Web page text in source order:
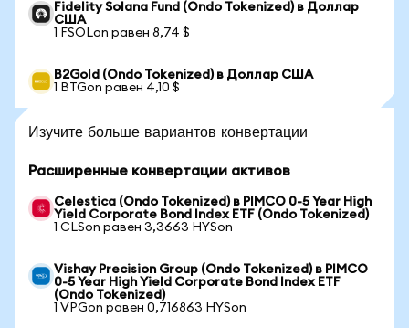
Fidelity Solana Fund (Ondo Tokenized) в Доллар
США
1 FSOLon равен 8,74 $
B2Gold (Ondo Tokenized) в Доллар США
1 BTGon равен 4,10 $
Изучите больше вариантов конвертации
Расширенные конвертации активов
Celestica (Ondo Tokenized) в PIMCO 0-5 Year High
Yield Corporate Bond Index ETF (Ondo Tokenized)
1 CLSon равен 3,3663 HYSon
Vishay Precision Group (Ondo Tokenized) в PIMCO
0-5 Year High Yield Corporate Bond Index ETF
(Ondo Tokenized)
1 VPGon равен 0,716863 HYSon